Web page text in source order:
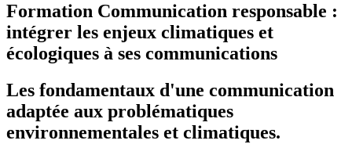
Formation Communication responsable :
intégrer les enjeux climatiques et
écologiques à ses communications
Les fondamentaux d'une communication
adaptée aux problématiques
environnementales et climatiques.